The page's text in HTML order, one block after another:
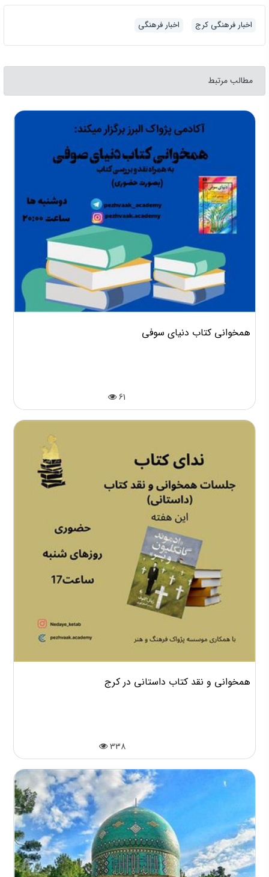
اخبار فرهنگی کرج اخبار فرهنگی
مطالب مرتبط
همخوانی کتاب دنیای سوفی
61
همخوانی و نقد کتاب داستانی در کرج
338